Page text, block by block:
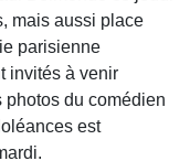
mais aussi place
parisienne
invités à venir
du comédien
est